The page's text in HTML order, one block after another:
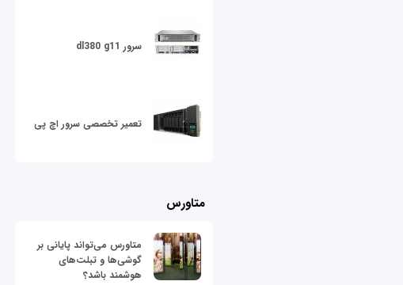
سرور dl380 g11
تعمیر تخصصی سرور اچ پی
متاورس
متاورس می‌تواند پایانی بر
گوشی‌ها و تبلت‌های
هوشمند باشد؟